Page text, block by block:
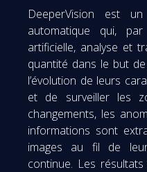
DeeperVision est un
automatique qui,
artificielle, analyse et
quantité dans le but
l’évolution de leurs
et de surveiller les
changements, les
informations sont
images au fil de
continue. Les